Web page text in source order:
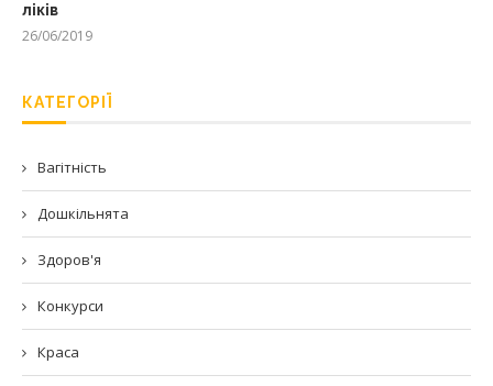
ліків
26/06/2019
КАТЕГОРІЇ
Вагітність
Дошкільнята
Здоров'я
Конкурси
Краса